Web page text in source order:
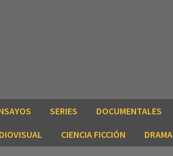
SERIES DOCUMENTALES
CIENCIA FICCIÓN DRAMA